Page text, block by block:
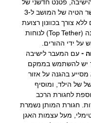
הישיבה, פטנט חדשני של
צ'יקו המאפשר הטיה של המושב ל-3
צורך בכוונון רצועת
העיגון העליונה (Top Tether) לנוחות
על ידי ההורים.
- עם המעבר לישיבה
יש להשתמש בממקם
בהגנה על אזור
של הילד, ומוסיף
לחגורת הרכב
נקודות. חגורת המותן נשמרת
מעל עצמות האגן